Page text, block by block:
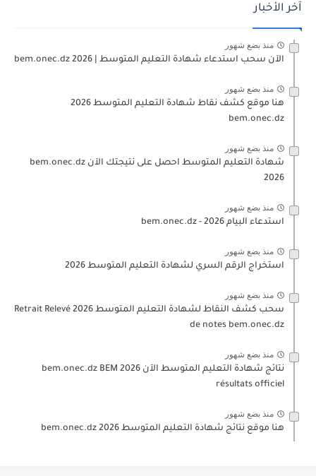
آخر الأخبار
منذ بضع شهور
الآن سحب استدعاء شهادة التعليم المتوسط | 2026 bem.onec.dz
منذ بضع شهور
هنا موقع كشف نقاط شهادة التعليم المتوسط 2026
bem.onec.dz
منذ بضع شهور
شهادة التعليم المتوسط احصل على نتيجتك الآن bem.onec.dz
2026
منذ بضع شهور
استدعاء البيام 2026 - bem.onec.dz
منذ بضع شهور
استخراج الرقم السري لشهادة التعليم المتوسط 2026
منذ بضع شهور
سحب كشف النقاط لشهادة التعليم المتوسط 2026 Retrait Relevé
de notes bem.onec.dz
منذ بضع شهور
نتائج شهادة التعليم المتوسط الآن 2026 bem.onec.dz BEM
résultats officiel
منذ بضع شهور
هنا موقع نتائج شهادة التعليم المتوسط 2026 bem.onec.dz